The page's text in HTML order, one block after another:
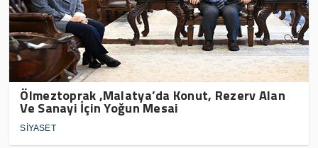
Ölmeztoprak ,Malatya’da Konut, Rezerv Alan
Ve Sanayi İçin Yoğun Mesai
SİYASET